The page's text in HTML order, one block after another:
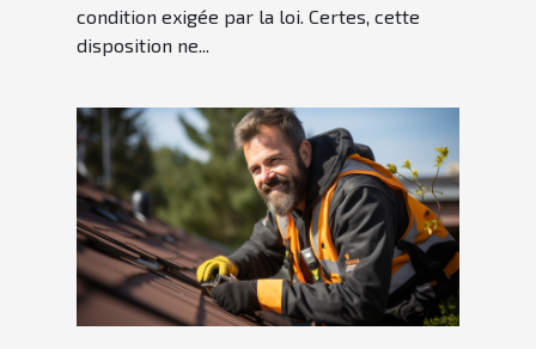
condition exigée par la loi. Certes, cette
disposition ne...